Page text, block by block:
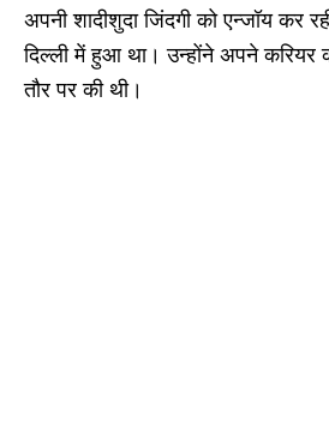
अपनी शादीशुदा जिंदगी को एन्जॉय कर
दिल्ली में हुआ था। उन्होंने अपने
तौर पर की थी।